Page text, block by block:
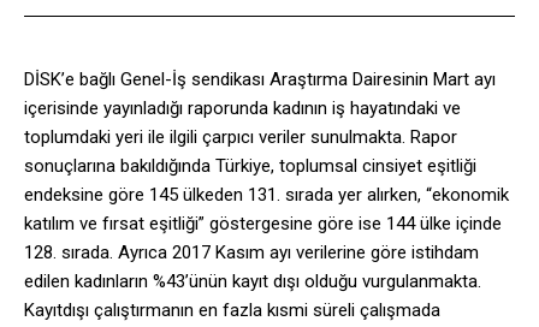
DİSK’e bağlı Genel-İş sendikası Araştırma Dairesinin Mart ayı
içerisinde yayınladığı raporunda kadının iş hayatındaki ve
toplumdaki yeri ile ilgili çarpıcı veriler sunulmakta. Rapor
sonuçlarına bakıldığında Türkiye, toplumsal cinsiyet eşitliği
endeksine göre 145 ülkeden 131. sırada yer alırken, “ekonomik
katılım ve fırsat eşitliği” göstergesine göre ise 144 ülke içinde
128. sırada. Ayrıca 2017 Kasım ayı verilerine göre istihdam
edilen kadınların %43’ünün kayıt dışı olduğu vurgulanmakta.
Kayıtdışı çalıştırmanın en fazla kısmi süreli çalışmada